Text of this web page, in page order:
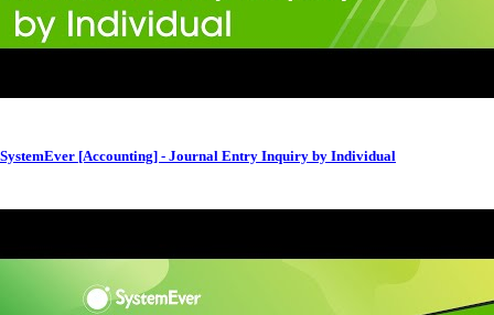
SystemEver [Accounting] - Journal Entry Inquiry by Individual